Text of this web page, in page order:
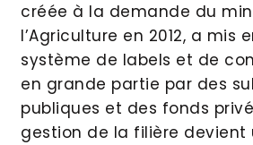
créée à la demande du
l’Agriculture en 2012, a mis
système de labels et de
en grande partie par des
publiques et des fonds
gestion de la filière devient